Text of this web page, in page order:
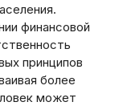
финансовой
принципов
более
может